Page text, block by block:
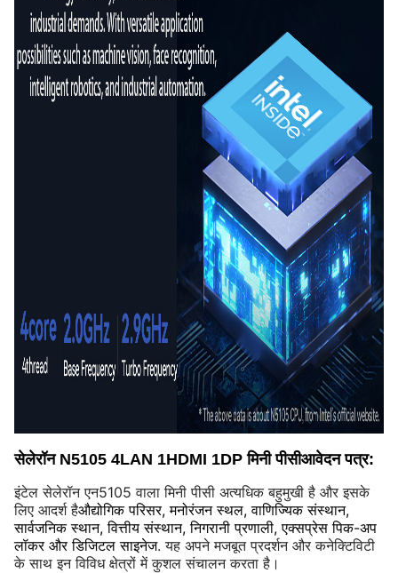
सेलेरॉन N5105 4LAN 1HDMI 1DP मिनी पीसीआवेदन पत्र:
इंटेल सेलेरॉन एन5105 वाला मिनी पीसी अत्यधिक बहुमुखी है और इसके
लिए आदर्श हैऔद्योगिक परिसर, मनोरंजन स्थल, वाणिज्यिक संस्थान,
सार्वजनिक स्थान, वित्तीय संस्थान, निगरानी प्रणाली, एक्सप्रेस पिक-अप
लॉकर और डिजिटल साइनेज. यह अपने मजबूत प्रदर्शन और कनेक्टिविटी
के साथ इन विविध क्षेत्रों में कुशल संचालन करता है।